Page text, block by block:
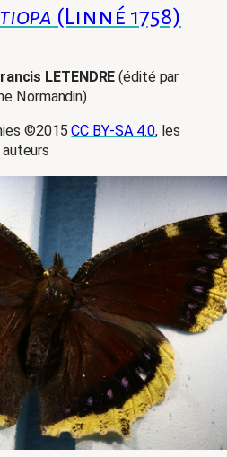
(Linné 1758)
LETENDRE(édité par
Normandin)
©2015CC BY-SA 4.0, les
auteurs